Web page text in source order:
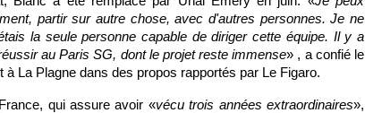
partir sur autre chose, avec d'autres personnes. Je ne
la seule personne capable de diriger cette équipe. Il y a
au Paris SG, dont le projet reste immense» , a confié le
La Plagne dans des propos rapportés par Le Figaro.
qui assure avoir «vécu trois années extraordinaires»,